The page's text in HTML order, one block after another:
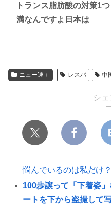
トランス脂肪酸の対策1
満なんですよ日本は
ニュー速＋ レスバ 中
シ
悩んでいるのは私だけ
100歩譲って「下着姿
ートを下から盗撮して